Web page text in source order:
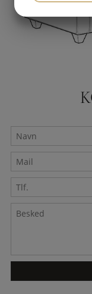
Navn
Mail *
Tlf.
Besked